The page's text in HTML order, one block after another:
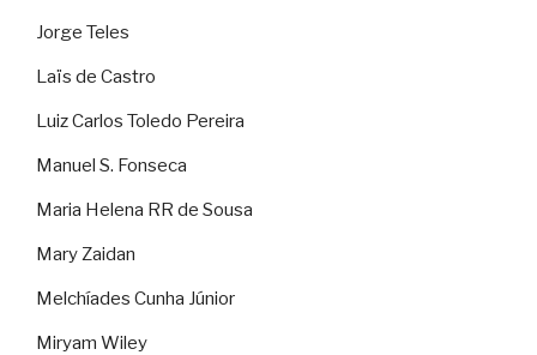
Jorge Teles
Laïs de Castro
Luiz Carlos Toledo Pereira
Manuel S. Fonseca
Maria Helena RR de Sousa
Mary Zaidan
Melchíades Cunha Júnior
Miryam Wiley